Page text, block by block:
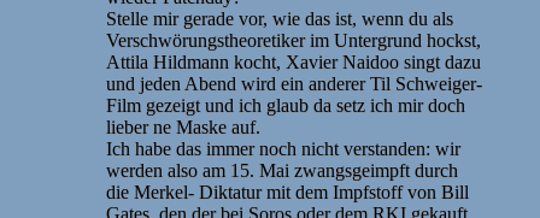
Stelle mir gerade vor, wie das ist, wenn du als
Verschwörungstheoretiker im Untergrund hockst,
Attila Hildmann kocht, Xavier Naidoo singt dazu
und jeden Abend wird ein anderer Til Schweiger-
Film gezeigt und ich glaub da setz ich mir doch
lieber ne Maske auf.
Ich habe das immer noch nicht verstanden: wir
werden also am 15. Mai zwangsgeimpft durch
die Merkel- Diktatur mit dem Impfstoff von Bill
Gates, den der bei Soros oder dem RKI gekauft